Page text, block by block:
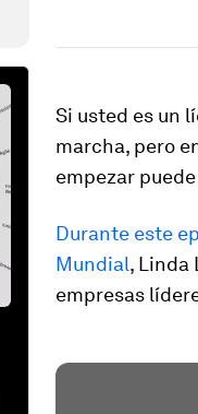
Si usted es un
marcha, pero
empezar
Durante este
Mundial, Linda
empresas